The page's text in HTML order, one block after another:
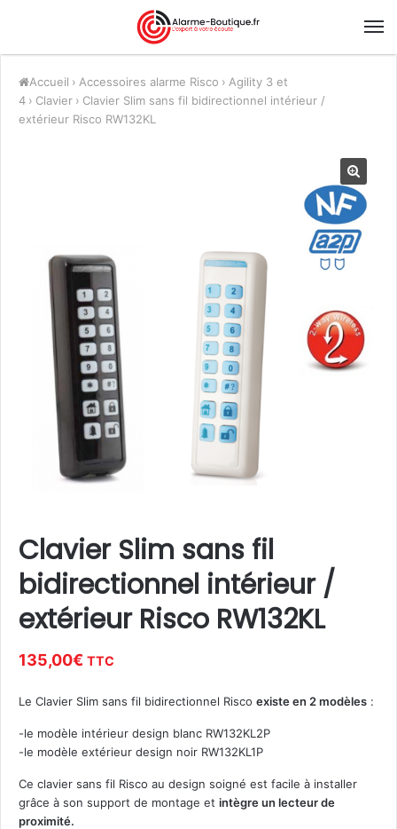
Accueil › Accessoires alarme Risco › Agility 3 et
4 › Clavier › Clavier Slim sans fil bidirectionnel intérieur /
extérieur Risco RW132KL
Clavier Slim sans fil
bidirectionnel intérieur /
extérieur Risco RW132KL
135,00€ TTC
Le Clavier Slim sans fil bidirectionnel Risco existe en 2 modèles :
-le modèle intérieur design blanc RW132KL2P
-le modèle extérieur design noir RW132KL1P
Ce clavier sans fil Risco au design soigné est facile à installer
grâce à son support de montage et intègre un lecteur de
proximité.